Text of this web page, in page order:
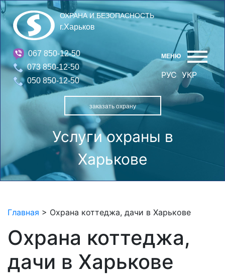
ОХРАНА И БЕЗОПАСНОСТЬ
г.Харьков
067 850-12-50
073 850-12-50
050 850-12-50
МЕНЮ
РУС УКР
заказать охрану
Услуги охраны в
Харькове
Главная > Охрана коттеджа, дачи в Харькове
Охрана коттеджа,
дачи в Харькове